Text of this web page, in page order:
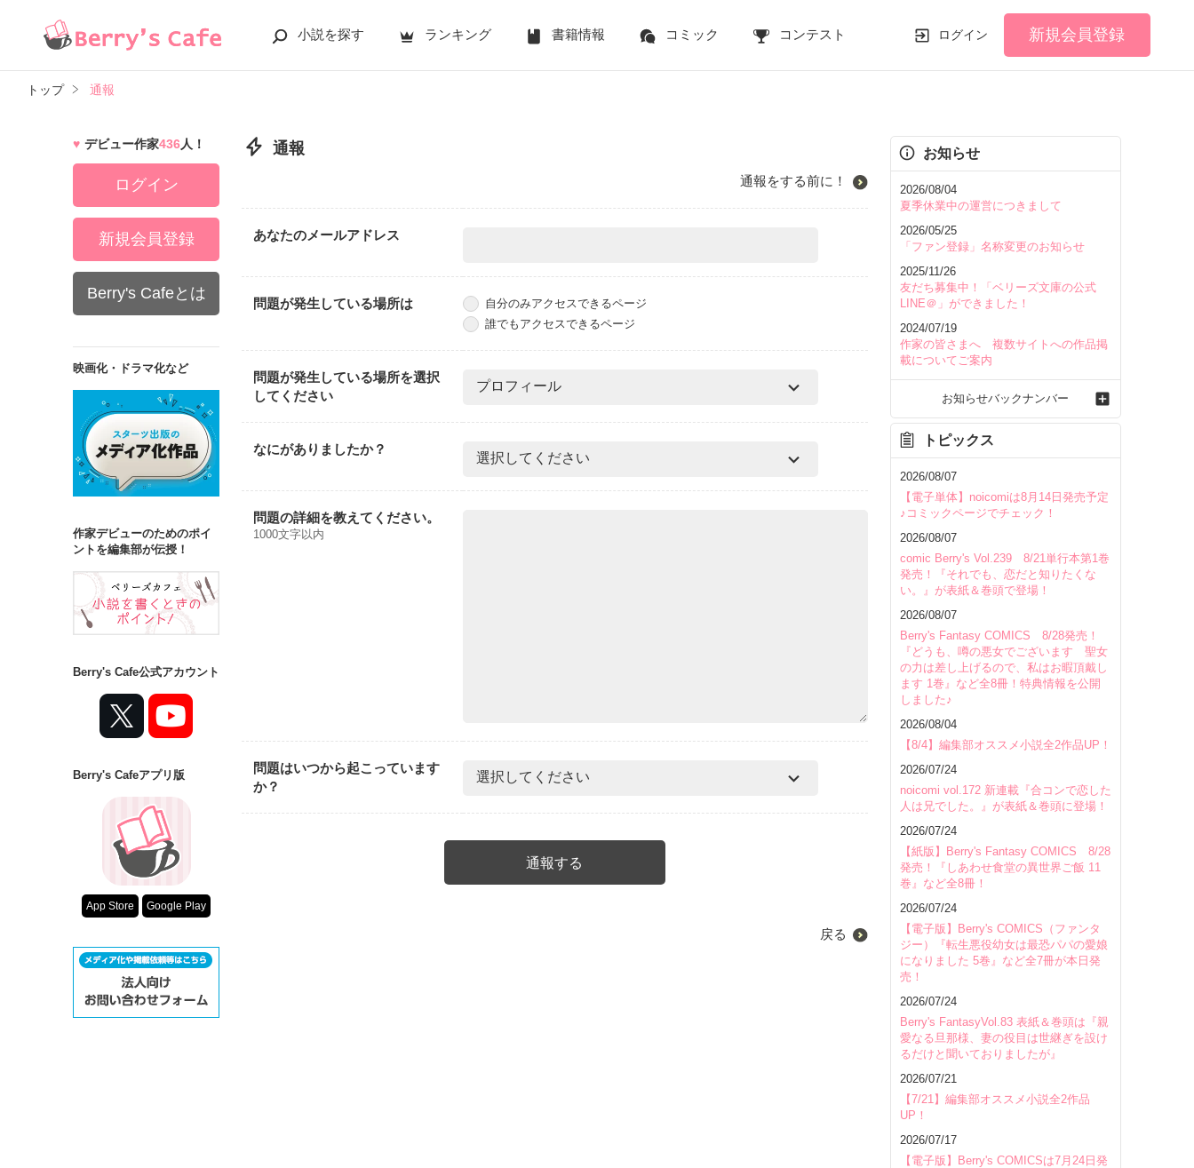
小説を探す ランキング 書籍情報 コミック コンテスト ログイン 新規会員登録
トップ 通報
通報
通報をする前に！
あなたのメールアドレス
問題が発生している場所は
自分のみアクセスできるページ
誰でもアクセスできるページ
問題が発生している場所を選択
してください
なにがありましたか？
問題の詳細を教えてください。
1000文字以内
問題はいつから起こっています
か？
戻る
デビュー作家436人！
ログイン
新規会員登録
Berry's Cafeとは
映画化・ドラマ化など
作家デビューのためのポイ
ントを編集部が伝授！
Berry's Cafe公式アカウント
Berry's Cafeアプリ版
App Store Google Play
お知らせ
2026/08/04
夏季休業中の運営につきまして
2026/05/25
「ファン登録」名称変更のお知らせ
2025/11/26
友だち募集中！「ベリーズ文庫の公式
LINE＠」ができました！
2024/07/19
作家の皆さまへ 複数サイトへの作品掲
載についてご案内
お知らせバックナンバー
トピックス
2026/08/07
【電子単体】noicomiは8月14日発売予定
♪コミックページでチェック！
2026/08/07
comic Berry's Vol.239 8/21単行本第1巻
発売！『それでも、恋だと知りたくな
い。』が表紙＆巻頭で登場！
2026/08/07
Berry's Fantasy COMICS 8/28発売！
『どうも、噂の悪女でございます 聖女
の力は差し上げるので、私はお暇頂戴し
ます 1巻』など全8冊！特典情報を公開
しました♪
2026/08/04
【8/4】編集部オススメ小説全2作品UP！
2026/07/24
noicomi vol.172 新連載『合コンで恋した
人は兄でした。』が表紙＆巻頭に登場！
2026/07/24
【紙版】Berry's Fantasy COMICS 8/28
発売！『しあわせ食堂の異世界ご飯 11
巻』など全8冊！
2026/07/24
【電子版】Berry's COMICS（ファンタ
ジー）『転生悪役幼女は最恐パパの愛娘
になりました 5巻』など全7冊が本日発
売！
2026/07/24
Berry's FantasyVol.83 表紙＆巻頭は『親
愛なる旦那様、妻の役目は世継ぎを設け
るだけと聞いておりましたが』
2026/07/21
【7/21】編集部オススメ小説全2作品
UP！
2026/07/17
【電子版】Berry's COMICSは7月24日発